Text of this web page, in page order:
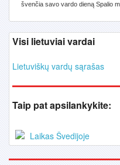
švenčia savo vardo dieną Spalio
Visi lietuviai vardai
Lietuviškų vardų sąrašas
Taip pat apsilankykite:
Laikas Švedijoje